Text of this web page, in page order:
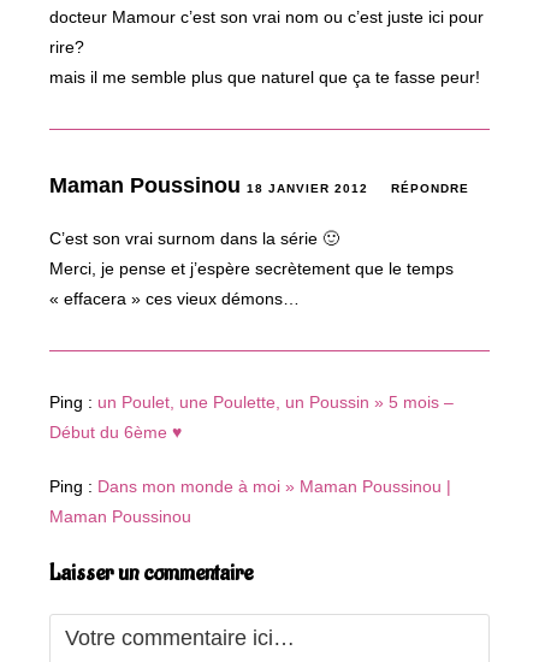
docteur Mamour c’est son vrai nom ou c’est juste ici pour
rire?
mais il me semble plus que naturel que ça te fasse peur!
Maman Poussinou18 JANVIER 2012 RÉPONDRE
C’est son vrai surnom dans la série 🙂
Merci, je pense et j’espère secrètement que le temps
« effacera » ces vieux démons…
Ping : un Poulet, une Poulette, un Poussin » 5 mois –
Début du 6ème ♥
Ping : Dans mon monde à moi » Maman Poussinou |
Maman Poussinou
Laisser un commentaire
Comment